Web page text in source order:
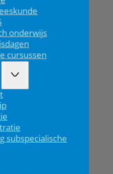
onderwijs
cursussen
subspecialische